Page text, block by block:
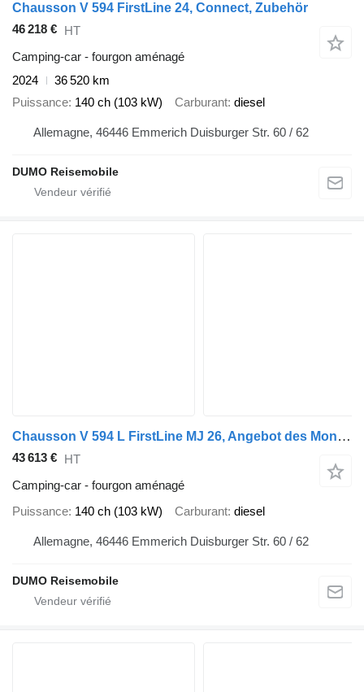
Chausson V 594 FirstLine 24, Connect, Zubehör
46 218 € HT
Camping-car - fourgon aménagé
2024
36 520 km
Puissance 140 ch (103 kW) Carburant diesel
Allemagne, 46446 Emmerich Duisburger Str. 60 / 62
DUMO Reisemobile
Chausson V 594 L FirstLine MJ 26, Angebot des Monats
43 613 € HT
Camping-car - fourgon aménagé
Puissance 140 ch (103 kW) Carburant diesel
Allemagne, 46446 Emmerich Duisburger Str. 60 / 62
DUMO Reisemobile